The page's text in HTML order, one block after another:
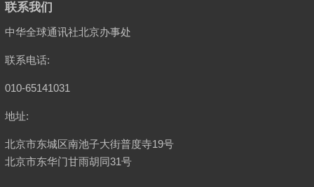
联系我们
中华全球通讯社北京办事处
联系电话:
010-65141031
地址:
北京市东城区南池子大街普度寺19号
北京市东华门甘雨胡同31号